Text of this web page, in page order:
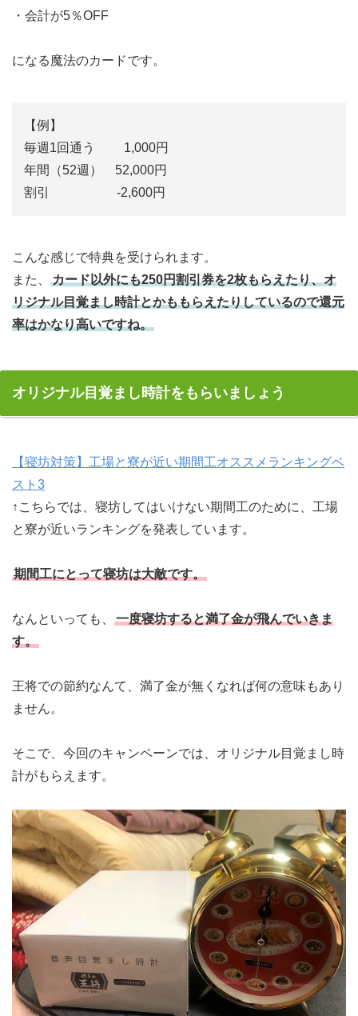
・会計が5％OFF
になる魔法のカードです。
【例】
毎週1回通う 1,000円
年間（52週） 52,000円
割引 -2,600円
こんな感じで特典を受けられます。
また、
カード以外にも250円割引券を2枚もらえたり、オ
リジナル目覚まし時計とかももらえたりしているので還元
率はかなり高いですね。
オリジナル目覚まし時計をもらいましょう
【寝坊対策】工場と寮が近い期間工オススメランキングベ
スト3
↑こちらでは、寝坊してはいけない期間工のために、工場
と寮が近いランキングを発表しています。
期間工にとって寝坊は大敵です。
なんといっても、
一度寝坊すると満了金が飛んでいきま
す。
王将での節約なんて、満了金が無くなれば何の意味もあり
ません。
そこで、今回のキャンペーンでは、オリジナル目覚まし時
計がもらえます。